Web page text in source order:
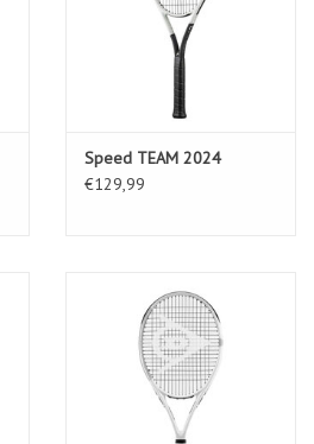
Speed TEAM 2024
€129,99